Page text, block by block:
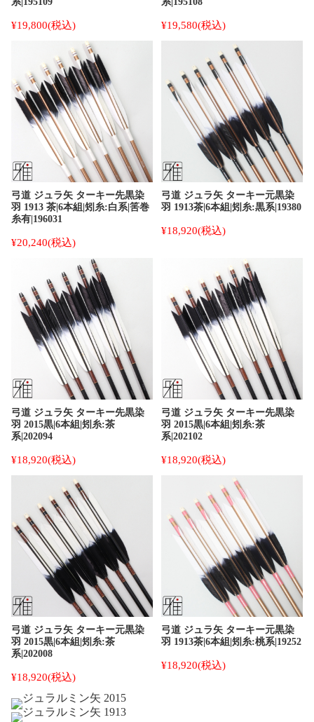
¥19,800(税込) ¥19,580(税込)
弓道 ジュラ矢 ターキー先黒染
羽 1913 茶|6本組|矧糸:白系|筈巻
糸有|196031
¥20,240(税込)
弓道 ジュラ矢 ターキー元黒染
羽 1913茶|6本組|矧糸:黒系|19380
¥18,920(税込)
弓道 ジュラ矢 ターキー先黒染
羽 2015黒|6本組|矧糸:茶
系|202094
¥18,920(税込)
弓道 ジュラ矢 ターキー先黒染
羽 2015黒|6本組|矧糸:茶
系|202102
¥18,920(税込)
弓道 ジュラ矢 ターキー元黒染
羽 2015黒|6本組|矧糸:茶
系|202008
¥18,920(税込)
弓道 ジュラ矢 ターキー元黒染
羽 1913茶|6本組|矧糸:桃系|19252
¥18,920(税込)